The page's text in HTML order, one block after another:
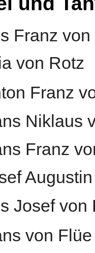
Franz
von Rotz
Franz
Niklaus
Franz
Josef von
von